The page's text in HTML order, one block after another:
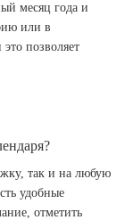
месяц года и
или в
позволяет
так и на любую
удобные
отметить